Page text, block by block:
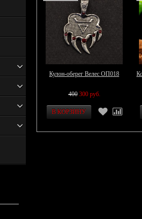
Кулон-оберег Велес ОП018
400 300 руб.